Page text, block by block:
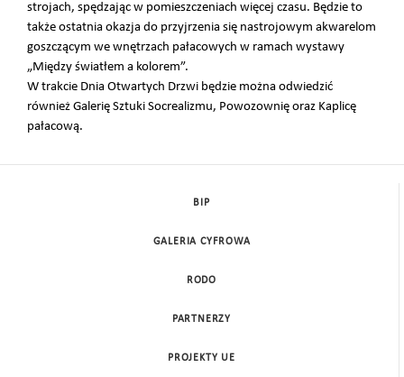
strojach, spędzając w pomieszczeniach więcej czasu. Będzie to
także ostatnia okazja do przyjrzenia się nastrojowym akwarelom
goszczącym we wnętrzach pałacowych w ramach wystawy
„Między światłem a kolorem”.
W trakcie Dnia Otwartych Drzwi będzie można odwiedzić
również Galerię Sztuki Socrealizmu, Powozownię oraz Kaplicę
pałacową.
BIP
GALERIA CYFROWA
RODO
PARTNERZY
PROJEKTY UE